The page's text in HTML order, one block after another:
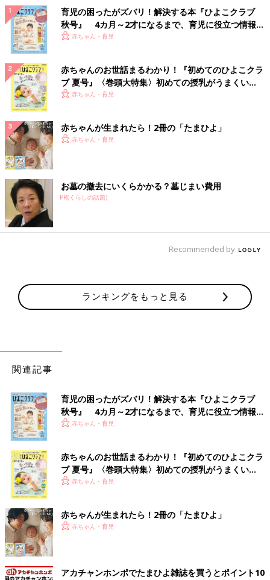
育児の困ったがズバリ！解決する本『ひよこクラブ
秋号』 4カ月～2才になるまで、育児に役立つ情報が
いっぱい！
赤ちゃん・育児
赤ちゃんのお世話まるわかり！『初めてのひよこクラ
ブ 夏号』〈巻頭大特集〉初めての授乳がうまくい
く！ おっぱい・ミルクの基本と夏のトラブル 解決テ
赤ちゃん・育児
赤ちゃんが生まれたら！2冊の「たまひよ」
赤ちゃん・育児
お墓の撤去にいくらかかる？墓じまい費用
PR(くらしの話題)
Recommended by
ランキングをもっと見る
関連記事
育児の困ったがズバリ！解決する本『ひよこクラブ
秋号』 4カ月～2才になるまで、育児に役立つ情報が
いっぱい！
赤ちゃん・育児
赤ちゃんのお世話まるわかり！『初めてのひよこクラ
ブ 夏号』〈巻頭大特集〉初めての授乳がうまくい
く！ おっぱい・ミルクの基本と夏のトラブル 解決テ
赤ちゃん・育児
赤ちゃんが生まれたら！2冊の「たまひよ」
赤ちゃん・育児
アカチャンホンポでたまひよ雑誌を買うとポイント10